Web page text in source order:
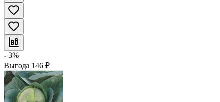
- 3%
Выгода 146 ₽